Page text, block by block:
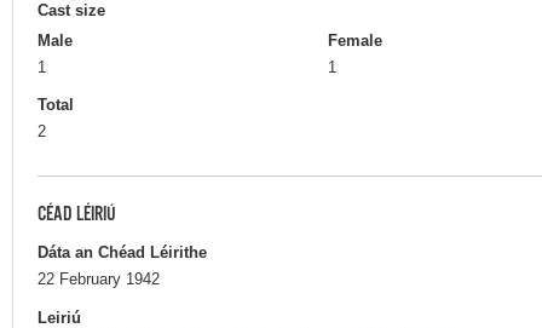
Cast size
Male
1
Female
1
Total
2
CÉAD LÉIRIÚ
Dáta an Chéad Léirithe
22 February 1942
Leiriú